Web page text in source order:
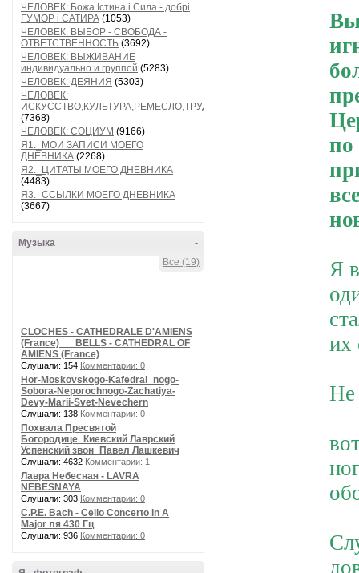
ЧЕЛОВЕК: Божа Істина і Сила - добрі
ГУМОР і САТИРА (1053)
ЧЕЛОВЕК: ВЫБОР - СВОБОДА -
ОТВЕТСТВЕННОСТЬ (3692)
ЧЕЛОВЕК: ВЫЖИВАНИЕ
индивидуально и группой (5283)
ЧЕЛОВЕК: ДЕЯНИЯ (5303)
ЧЕЛОВЕК:
ИСКУССТВО,КУЛЬТУРА,РЕМЕСЛО,ТРУД
(7368)
ЧЕЛОВЕК: СОЦИУМ (9166)
Я1._МОИ ЗАПИСИ МОЕГО
ДНЕВНИКА (2268)
Я2._ЦИТАТЫ МОЕГО ДНЕВНИКА
(4483)
Я3._ССЫЛКИ МОЕГО ДНЕВНИКА
(3667)
-
Музыка
Все (19)
CLOCHES - CATHEDRALE D'AMIENS
(France) __ BELLS - CATHEDRAL OF
AMIENS (France)
Слушали: 154 Комментарии: 0
Hor-Moskovskogo-Kafedral_nogo-
Sobora-Neporochnogo-Zachatiya-
Devy-Marii-Svet-Nevechern
Слушали: 138 Комментарии: 0
Похвала Пресвятой
Богородице_Киевский Лаврский
Успенский звон_Павел Лашкевич
Слушали: 4632 Комментарии: 1
Лавра Небесная - LAVRA
NEBESNAYA
Слушали: 303 Комментарии: 0
C.P.E. Bach - Cello Concerto in A
Major ля 430 Гц
Слушали: 936 Комментарии: 0
по
Я
их
Не